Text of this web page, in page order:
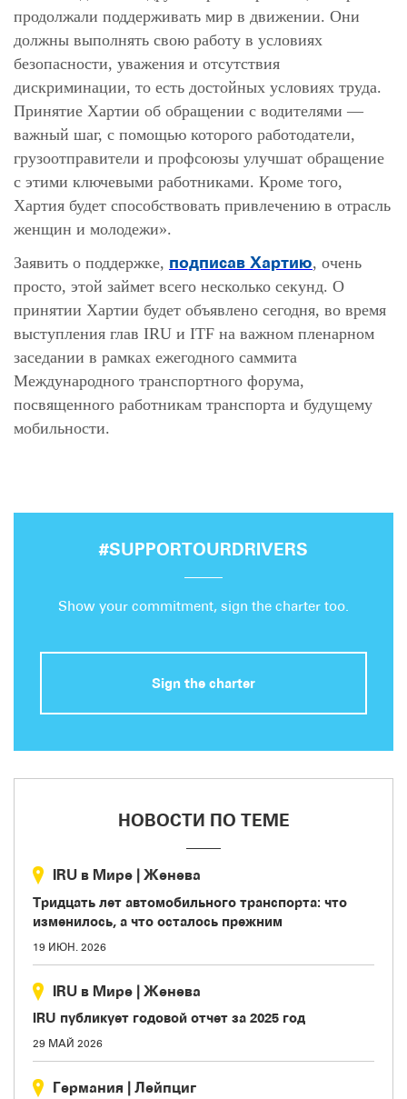
продолжали поддерживать мир в движении. Они
должны выполнять свою работу в условиях
безопасности, уважения и отсутствия
дискриминации, то есть достойных условиях труда.
Принятие Хартии об обращении с водителями —
важный шаг, с помощью которого работодатели,
грузоотправители и профсоюзы улучшат обращение
с этими ключевыми работниками. Кроме того,
Хартия будет способствовать привлечению в отрасль
женщин и молодежи».
Заявить о поддержке, подписав Хартию, очень
просто, этой займет всего несколько секунд. О
принятии Хартии будет объявлено сегодня, во время
выступления глав IRU и ITF на важном пленарном
заседании в рамках ежегодного саммита
Международного транспортного форума,
посвященного работникам транспорта и будущему
мобильности.
#SUPPORTOURDRIVERS
Show your commitment, sign the charter too.
Sign the charter
НОВОСТИ ПО ТЕМЕ
IRU в Мире | Женева
Тридцать лет автомобильного транспорта: что
изменилось, а что осталось прежним
19 ИЮН. 2026
IRU в Мире | Женева
IRU публикует годовой отчет за 2025 год
29 МАЙ 2026
Германия | Лейпциг